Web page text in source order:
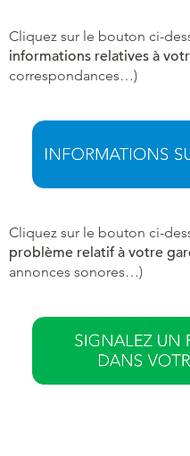
Cliquez sur le bouton ci-
informations relatives à
correspondances…)
Cliquez sur le bouton ci-
problème relatif à votre
annonces sonores…)